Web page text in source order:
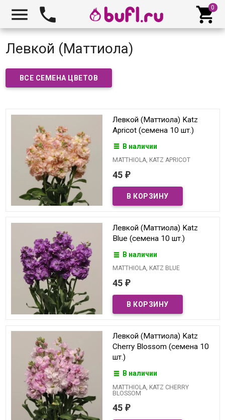
  
Левкой (Маттиола)
ВСЕ СЕМЕНА ЦВЕТОВ
Левкой (Маттиола) Katz
Apricot (семена 10 шт.)
В наличии
MATTHIOLA, KATZ APRICOT
45 ₽
Левкой (Маттиола) Katz
Blue (семена 10 шт.)
В наличии
MATTHIOLA, KATZ BLUE
45 ₽
Левкой (Маттиола) Katz
Cherry Blossom (семена 10
шт.)
В наличии
MATTHIOLA, KATZ CHERRY
BLOSSOM
45 ₽